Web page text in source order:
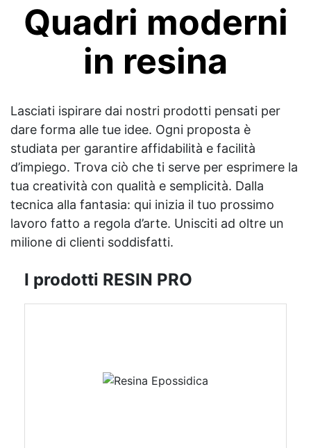
Quadri moderni
in resina
Lasciati ispirare dai nostri prodotti pensati per
dare forma alle tue idee. Ogni proposta è
studiata per garantire affidabilità e facilità
d’impiego. Trova ciò che ti serve per esprimere la
tua creatività con qualità e semplicità. Dalla
tecnica alla fantasia: qui inizia il tuo prossimo
lavoro fatto a regola d’arte. Unisciti ad oltre un
milione di clienti soddisfatti.
I prodotti RESIN PRO